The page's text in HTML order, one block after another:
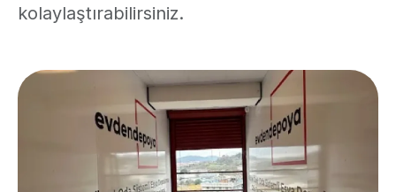
kolaylaştırabilirsiniz.